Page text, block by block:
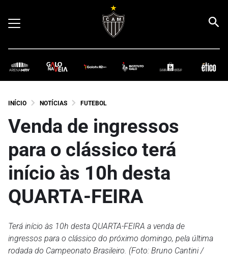
INÍCIO NOTÍCIAS FUTEBOL
Venda de ingressos
para o clássico terá
início às 10h desta
QUARTA-FEIRA
Terá início às 10h desta QUARTA-FEIRA a venda de
ingressos para o clássico do próximo domingo, pela última
rodada do Campeonato Brasileiro. (Foto: Bruno Cantini /